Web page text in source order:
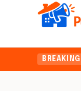
BREAKING